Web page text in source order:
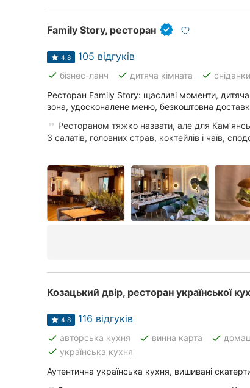
Family Story, ресторан
4.8 105 відгуків
done бізнес-ланч done дитяча кімната done сніданки
Ресторан Family Story: щасливі моменти,
зона, удосконалене меню, безкоштовна
Рестораном тяжко назвати, але для
З салатів, головних страв, коктейлів і чаїв,
Козацький двір, ресторан української
4.8 116 відгуків
done авторська кухня done винна карта done
done українська кухня
Аутентична українська кухня, вишивані